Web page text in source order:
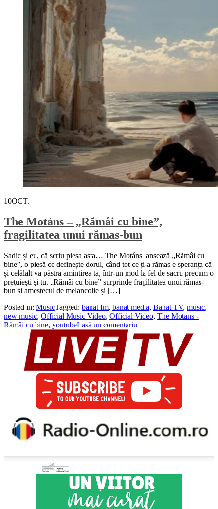
10OCT.
The Motáns – „Rămâi cu bine”,
fragilitatea unui rămas-bun
Sadic și eu, că scriu piesa asta… The Motáns lansează „Rămâi cu
bine”, o piesă ce definește dorul, când tot ce ți-a rămas e speranța că
și celălalt va păstra amintirea ta, într-un mod la fel de sacru precum o
prețuiești și tu. „Rămâi cu bine” surprinde fragilitatea unui rămas-
bun și amestecul de melancolie și […]
Posted in: MusicTagged: banat fm, banat media, Banat TV, music,
new music, Official Music Video, Official Video, The Motans -
Rămâi cu bine, youtubeLasă un comentariu